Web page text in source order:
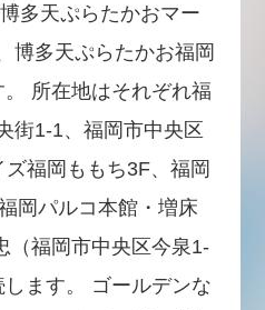
多天ぷらたかおマー
博多天ぷらたかお福岡
所在地はそれぞれ福
街1-1、福岡市中央区
福岡ももち3F、福岡
岡パルコ本館・増床
（福岡市中央区今泉1-
ます。 ゴールデンな